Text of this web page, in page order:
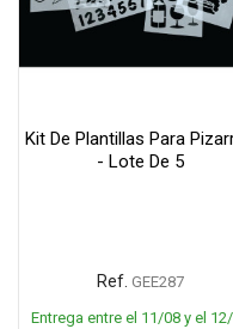
Kit De Plantillas Para
- Lote De 5
Ref. GEE287
Entrega entre el 11/08 y el